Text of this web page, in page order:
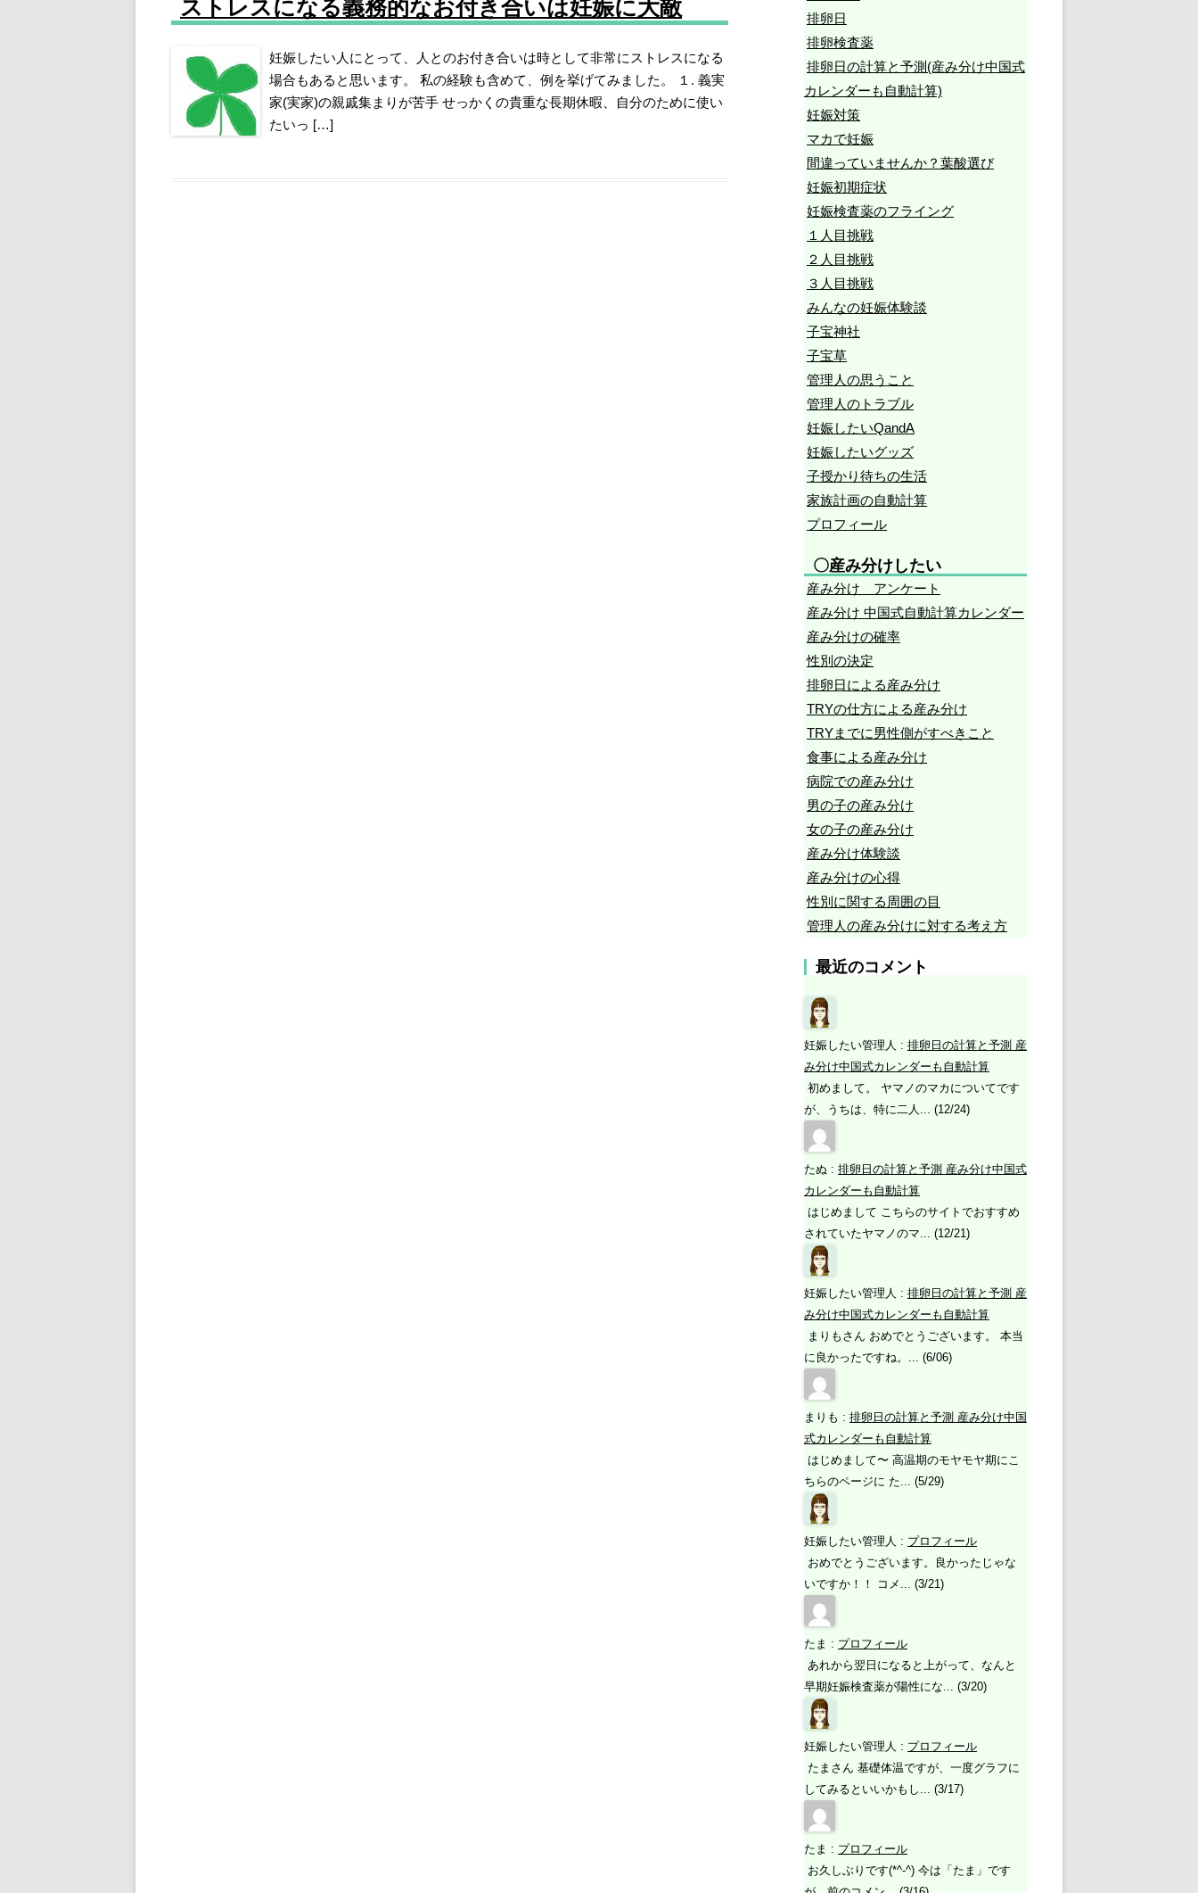
ストレスになる義務的なお付き合いは妊娠に大敵
妊娠したい人にとって、人とのお付き合いは時として非常にストレスになる
場合もあると思います。 私の経験も含めて、例を挙げてみました。 １. 義実
家(実家)の親戚集まりが苦手 せっかくの貴重な長期休暇、自分のために使い
たいっ […]
排卵日
排卵検査薬
排卵日の計算と予測(産み分け中国式
カレンダーも自動計算)
妊娠対策
マカで妊娠
間違っていませんか？葉酸選び
妊娠初期症状
妊娠検査薬のフライング
１人目挑戦
２人目挑戦
３人目挑戦
みんなの妊娠体験談
子宝神社
子宝草
管理人の思うこと
管理人のトラブル
妊娠したいQandA
妊娠したいグッズ
子授かり待ちの生活
家族計画の自動計算
プロフィール
〇産み分けしたい
産み分け アンケート
産み分け 中国式自動計算カレンダー
産み分けの確率
性別の決定
排卵日による産み分け
TRYの仕方による産み分け
TRYまでに男性側がすべきこと
食事による産み分け
病院での産み分け
男の子の産み分け
女の子の産み分け
産み分け体験談
産み分けの心得
性別に関する周囲の目
管理人の産み分けに対する考え方
最近のコメント
妊娠したい管理人 : 排卵日の計算と予測 産
み分け中国式カレンダーも自動計算
初めまして。 ヤマノのマカについてです
が、うちは、特に二人... (12/24)
たぬ : 排卵日の計算と予測 産み分け中国式
カレンダーも自動計算
はじめまして こちらのサイトでおすすめ
されていたヤマノのマ... (12/21)
妊娠したい管理人 : 排卵日の計算と予測 産
み分け中国式カレンダーも自動計算
まりもさん おめでとうございます。 本当
に良かったですね。... (6/06)
まりも : 排卵日の計算と予測 産み分け中国
式カレンダーも自動計算
はじめまして〜 高温期のモヤモヤ期にこ
ちらのページに た... (5/29)
妊娠したい管理人 : プロフィール
おめでとうございます。良かったじゃな
いですか！！ コメ... (3/21)
たま : プロフィール
あれから翌日になると上がって、なんと
早期妊娠検査薬が陽性にな... (3/20)
妊娠したい管理人 : プロフィール
たまさん 基礎体温ですが、一度グラフに
してみるといいかもし... (3/17)
たま : プロフィール
お久しぶりです(*^-^) 今は「たま」です